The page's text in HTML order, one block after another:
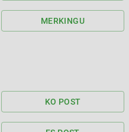
MERKINGU
KO POST